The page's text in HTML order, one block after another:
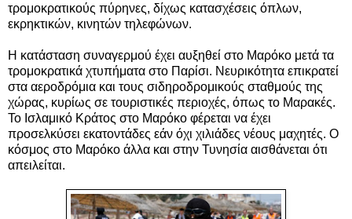
τρομοκρατικούς πύρηνες, δίχως κατασχέσεις όπλων,
εκρηκτικών, κινητών τηλεφώνων.
Η κατάσταση συναγερμού έχει αυξηθεί στο Μαρόκο μετά τα
τρομοκρατικά χτυπήματα στο Παρίσι. Νευρικότητα επικρατεί
στα αεροδρόμια και τους σιδηροδρομικούς σταθμούς της
χώρας, κυρίως σε τουριστικές περιοχές, όπως το Μαρακές.
Το Ισλαμικό Κράτος στο Μαρόκο φέρεται να έχει
προσελκύσει εκατοντάδες εάν όχι χιλιάδες νέους μαχητές. Ο
κόσμος στο Μαρόκο άλλα και στην Τυνησία αισθάνεται ότι
απειλείται.